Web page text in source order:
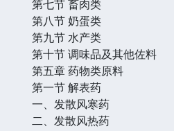
第七节 畜肉类
第八节 奶蛋类
第九节 水产类
第十节 调味品及其他佐料
第五章 药物类原料
第一节 解表药
一、发散风寒药
二、发散风热药